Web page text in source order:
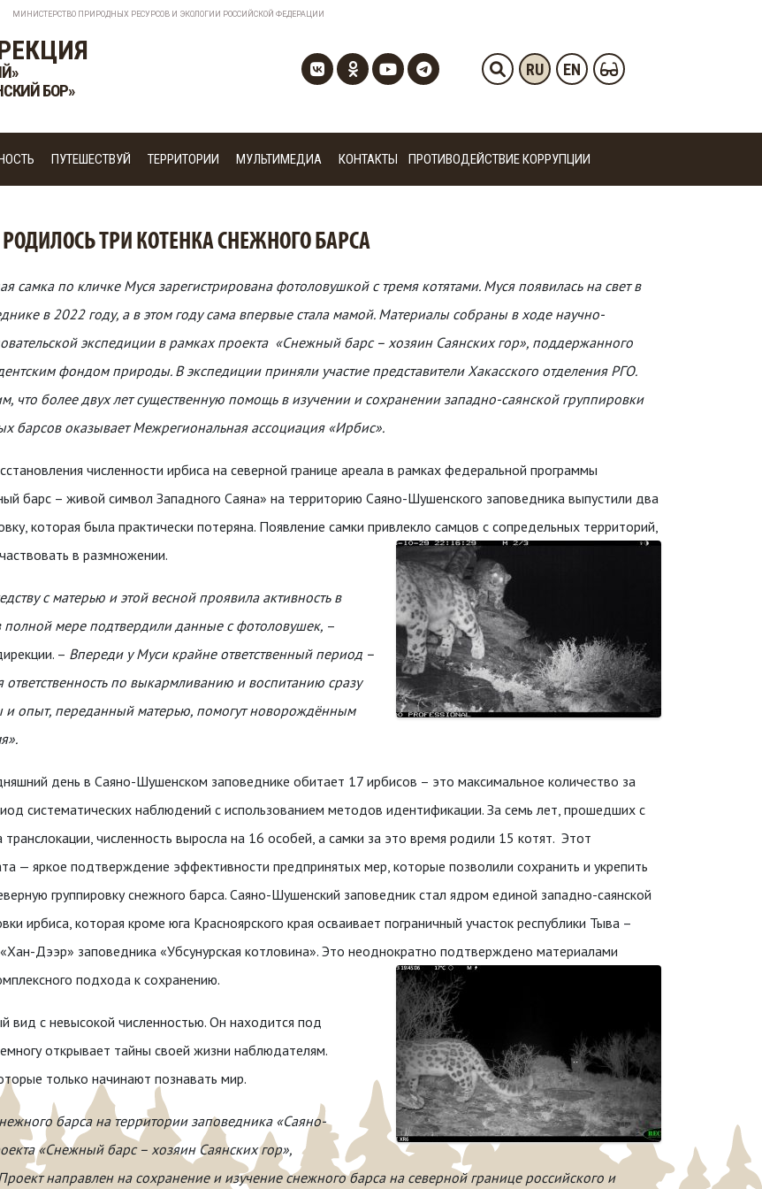
МИНИСТЕРСТВО ПРИРОДНЫХ РЕСУРСОВ И ЭКОЛОГИИ РОССИЙСКОЙ ФЕДЕРАЦИИ
БОР»
RU EN
ПУТЕШЕСТВУЙ ТЕРРИТОРИИ МУЛЬТИМЕДИА КОНТАКТЫ ПРОТИВОДЕЙСТВИЕ КОРРУПЦИИ
ТРИ КОТЕНКА СНЕЖНОГО БАРСА
самка по кличке Муся зарегистрирована фотоловушкой с тремя котятами. Муся появилась на свет в
в 2022 году, а в этом году сама впервые стала мамой. Материалы собраны в ходе научно-
экспедиции в рамках проекта «Снежный барс – хозяин Саянских гор», поддержанного
фондом природы. В экспедиции приняли участие представители Хакасского отделения РГО.
что более двух лет существенную помощь в изучении и сохранении западно-саянской группировки
барсов оказывает Межрегиональная ассоциация «Ирбис».
численности ирбиса на северной границе ареала в рамках федеральной программы
барс – живой символ Западного Саяна» на территорию Саяно-Шушенского заповедника выпустили два
которая была практически потеряна. Появление самки привлекло самцов с сопредельных территорий,
в размножении.
с матерью и этой весной проявила активность в
мере подтвердили данные с фотоловушек, –
– Впереди у Муси крайне ответственный период –
по выкармливанию и воспитанию сразу
и опыт, переданный матерью, помогут новорождённым
день в Саяно-Шушенском заповеднике обитает 17 ирбисов – это максимальное количество за
систематических наблюдений с использованием методов идентификации. За семь лет, прошедших с
численность выросла на 16 особей, а самки за это время родили 15 котят. Этот
— яркое подтверждение эффективности предпринятых мер, которые позволили сохранить и укрепить
группировку снежного барса. Саяно-Шушенский заповедник стал ядром единой западно-саянской
ирбиса, которая кроме юга Красноярского края осваивает пограничный участок республики Тыва –
Дээр» заповедника «Убсунурская котловина». Это неоднократно подтверждено материалами
подхода к сохранению.
вид с невысокой численностью. Он находится под
открывает тайны своей жизни наблюдателям.
только начинают познавать мир.
барса на территории заповедника «Саяно-
«Снежный барс – хозяин Саянских гор»,
направлен на сохранение и изучение снежного барса на северной границе российского и